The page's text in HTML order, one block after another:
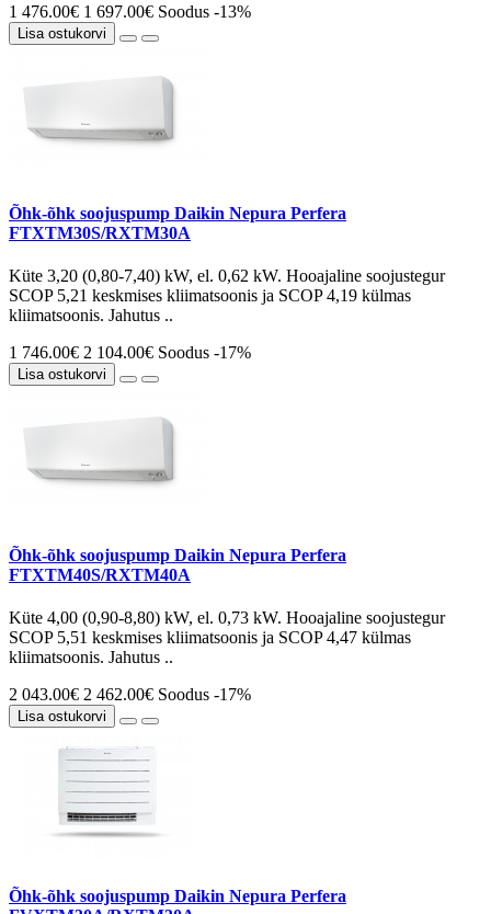
1 476.00€ 1 697.00€ Soodus -13%
Lisa ostukorvi
Õhk-õhk soojuspump Daikin Nepura Perfera
FTXTM30S/RXTM30A
Küte 3,20 (0,80-7,40) kW, el. 0,62 kW. Hooajaline soojustegur
SCOP 5,21 keskmises kliimatsoonis ja SCOP 4,19 külmas
kliimatsoonis. Jahutus ..
1 746.00€ 2 104.00€ Soodus -17%
Lisa ostukorvi
Õhk-õhk soojuspump Daikin Nepura Perfera
FTXTM40S/RXTM40A
Küte 4,00 (0,90-8,80) kW, el. 0,73 kW. Hooajaline soojustegur
SCOP 5,51 keskmises kliimatsoonis ja SCOP 4,47 külmas
kliimatsoonis. Jahutus ..
2 043.00€ 2 462.00€ Soodus -17%
Lisa ostukorvi
Õhk-õhk soojuspump Daikin Nepura Perfera